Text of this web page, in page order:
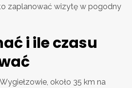
zaplanować wizytę w pogodny
i ile czasu
około 35 km na